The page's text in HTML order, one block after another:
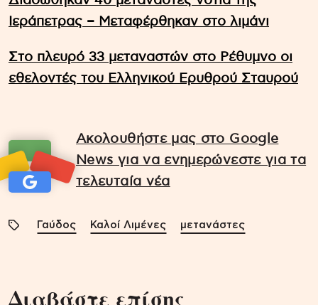
Ιεράπετρας – Μεταφέρθηκαν στο λιμάνι
Στο πλευρό 33 μεταναστών στο Ρέθυμνο οι
εθελοντές του Ελληνικού Ερυθρού Σταυρού
Ακολουθήστε μας στο Google
News για να ενημερώνεστε για τα
τελευταία νέα
Γαύδος Καλοί Λιμένες μετανάστες
Διαβάστε επίσης